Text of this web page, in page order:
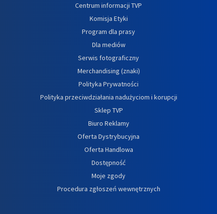
Centrum informacji TVP
Komisja Etyki
Program dla prasy
Dla mediów
Serwis fotograficzny
Merchandising (znaki)
Polityka Prywatności
Polityka przeciwdziałania nadużyciom i korupcji
Sklep TVP
Biuro Reklamy
Oferta Dystrybucyjna
Oferta Handlowa
Dostępność
Moje zgody
Procedura zgłoszeń wewnętrznych